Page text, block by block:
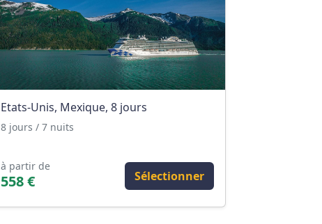
Etats-Unis, Mexique, 8 jours
8 jours / 7 nuits
à partir de
558 € Sélectionner